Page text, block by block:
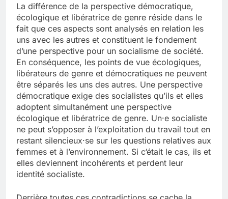
La différence de la perspective démocratique,
écologique et libératrice de genre réside dans le
fait que ces aspects sont analysés en relation les
uns avec les autres et constituent le fondement
d’une perspective pour un socialisme de société.
En conséquence, les points de vue écologiques,
libérateurs de genre et démocratiques ne peuvent
être séparés les uns des autres. Une perspective
démocratique exige des socialistes qu’ils et elles
adoptent simultanément une perspective
écologique et libératrice de genre. Un·e socialiste
ne peut s’opposer à l’exploitation du travail tout en
restant silencieux·se sur les questions relatives aux
femmes et à l’environnement. Si c‘était le cas, ils et
elles deviennent incohérents et perdent leur
identité socialiste.